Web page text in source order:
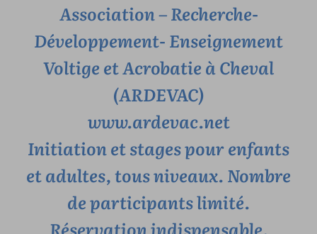
Association – Recherche-
Développement- Enseignement
Voltige et Acrobatie à Cheval
(ARDEVAC)
www.ardevac.net
Initiation et stages pour enfants
et adultes, tous niveaux. Nombre
de participants limité.
Réservation indispensable.